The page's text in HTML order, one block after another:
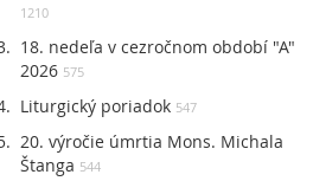
1210
18. nedeľa v cezročnom období "A"
2026 575
Liturgický poriadok 547
20. výročie úmrtia Mons. Michala
Štanga 544